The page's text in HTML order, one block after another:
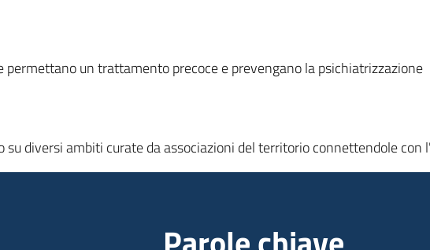
permettano un trattamento precoce e prevengano la psichiatrizzazione
su diversi ambiti curate da associazioni del territorio connettendole